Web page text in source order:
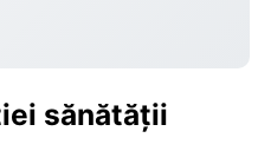
sănătății